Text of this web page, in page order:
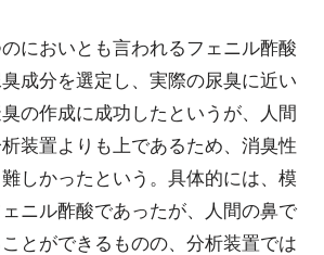
においとも言われるフェニル酢酸
成分を選定し、実際の尿臭に近い
の作成に成功したというが、人間
装置よりも上であるため、消臭性
しかったという。具体的には、模
ニル酢酸であったが、人間の鼻で
とができるものの、分析装置では